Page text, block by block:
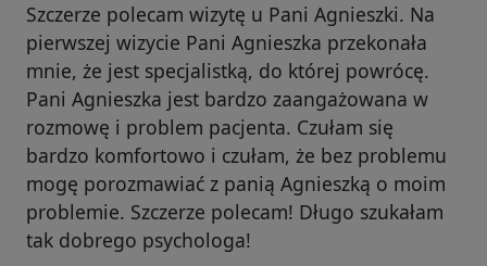
Szczerze polecam wizytę u Pani Agnieszki. Na
pierwszej wizycie Pani Agnieszka przekonała
mnie, że jest specjalistką, do której powrócę.
Pani Agnieszka jest bardzo zaangażowana w
rozmowę i problem pacjenta. Czułam się
bardzo komfortowo i czułam, że bez problemu
mogę porozmawiać z panią Agnieszką o moim
problemie. Szczerze polecam! Długo szukałam
tak dobrego psychologa!